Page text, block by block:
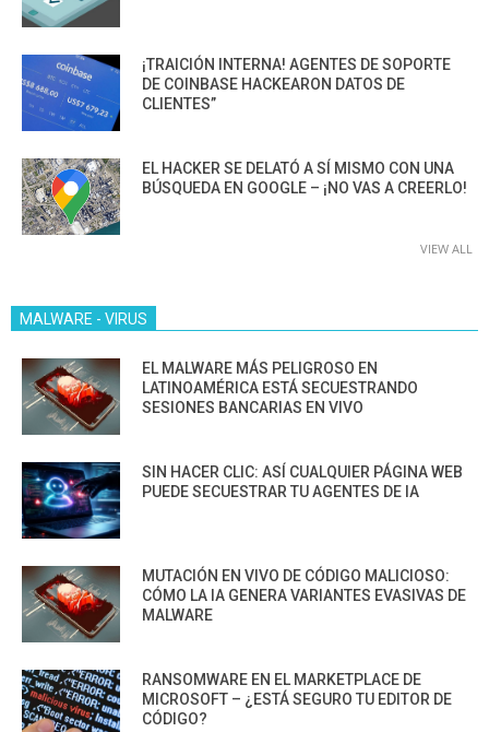
¡TRAICIÓN INTERNA! AGENTES DE SOPORTE
DE COINBASE HACKEARON DATOS DE
CLIENTES”
EL HACKER SE DELATÓ A SÍ MISMO CON UNA
BÚSQUEDA EN GOOGLE – ¡NO VAS A CREERLO!
VIEW ALL
MALWARE - VIRUS
EL MALWARE MÁS PELIGROSO EN
LATINOAMÉRICA ESTÁ SECUESTRANDO
SESIONES BANCARIAS EN VIVO
SIN HACER CLIC: ASÍ CUALQUIER PÁGINA WEB
PUEDE SECUESTRAR TU AGENTES DE IA
MUTACIÓN EN VIVO DE CÓDIGO MALICIOSO:
CÓMO LA IA GENERA VARIANTES EVASIVAS DE
MALWARE
RANSOMWARE EN EL MARKETPLACE DE
MICROSOFT – ¿ESTÁ SEGURO TU EDITOR DE
CÓDIGO?